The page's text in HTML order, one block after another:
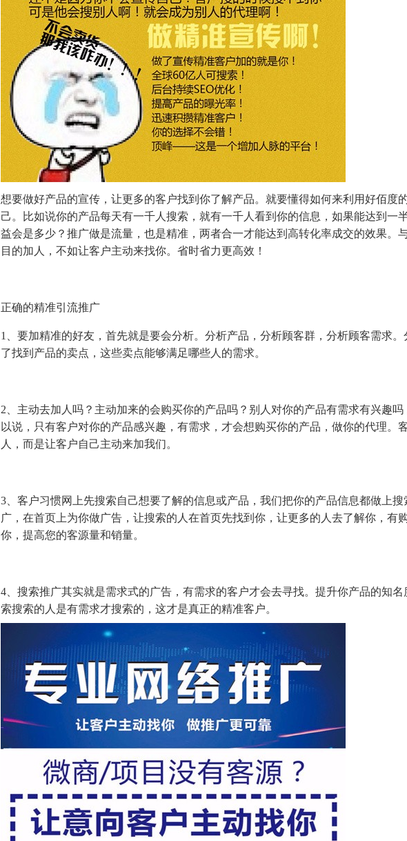
想要做好产品的宣传，让更多的客户找到你了解产品。就要懂得如何来利用好佰度
己。比如说你的产品每天有一千人搜索，就有一千人看到你的信息，如果能达到一
益会是多少？推广做是流量，也是精准，两者合一才能达到高转化率成交的效果。
目的加人，不如让客户主动来找你。省时省力更高效！
正确的精准引流推广
1、要加精准的好友，首先就是要会分析。分析产品，分析顾客群，分析顾客需求
了找到产品的卖点，这些卖点能够满足哪些人的需求。
2、主动去加人吗？主动加来的会购买你的产品吗？别人对你的产品有需求有兴趣
以说，只有客户对你的产品感兴趣，有需求，才会想购买你的产品，做你的代理。
人，而是让客户自己主动来加我们。
3、客户习惯网上先搜索自己想要了解的信息或产品，我们把你的产品信息都做上搜
广，在首页上为你做广告，让搜索的人在首页先找到你，让更多的人去了解你，有
你，提高您的客源量和销量。
4、搜索推广其实就是需求式的广告，有需求的客户才会去寻找。提升你产品的知名
索搜索的人是有需求才搜索的，这才是真正的精准客户。